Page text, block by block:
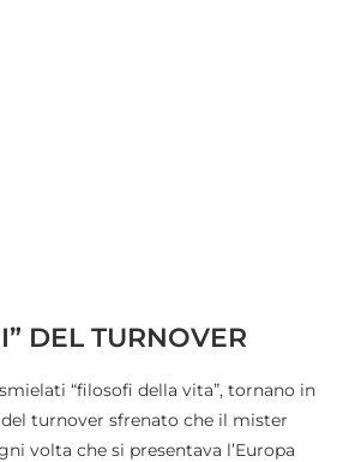
DEL TURNOVER
“filosofi della vita”, tornano in
turnover sfrenato che il mister
volta che si presentava l’Europa